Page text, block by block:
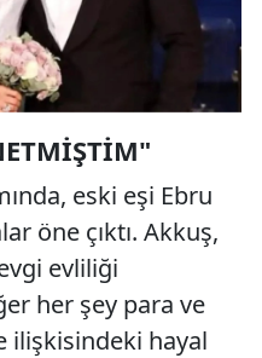
eski eşi Ebru
öne çıktı. Akkuş,
evliliği
her şey para ve
ilişkisindeki hayal